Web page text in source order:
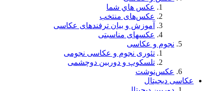
عكس هاي شما
عکس‌های منتخب
آموزش و بیان ترفندهای عکاسی
عکسهای مناسبتی
نجوم و عکاسی
تئوری نجوم و عکاسی نجومی
تلسکوپ و دوربین دوچشمی
عکس‌نوشت
عکاسی دیجیتال